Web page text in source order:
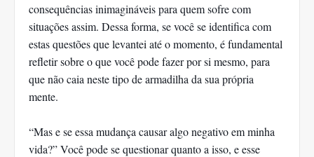
consequências inimagináveis para quem sofre com
situações assim. Dessa forma, se você se identifica com
estas questões que levantei até o momento, é fundamental
refletir sobre o que você pode fazer por si mesmo, para
que não caia neste tipo de armadilha da sua própria
mente.
“Mas e se essa mudança causar algo negativo em minha
vida?” Você pode se questionar quanto a isso, e esse